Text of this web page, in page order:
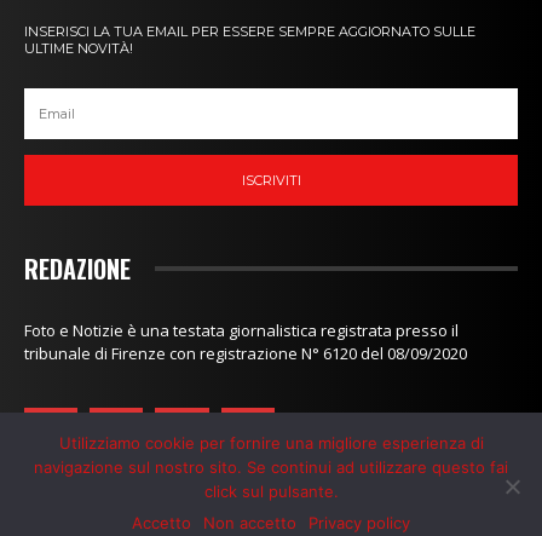
INSERISCI LA TUA EMAIL PER ESSERE SEMPRE AGGIORNATO SULLE
ULTIME NOVITÀ!
ISCRIVITI
REDAZIONE
Foto e Notizie è una testata giornalistica registrata presso il
tribunale di Firenze con registrazione N° 6120 del 08/09/2020
Redazione- Contatti-Privacy Policy Cookie Policy
Utilizziamo cookie per fornire una migliore esperienza di
navigazione sul nostro sito. Se continui ad utilizzare questo fai
click sul pulsante.
Accetto
Non accetto Privacy policy